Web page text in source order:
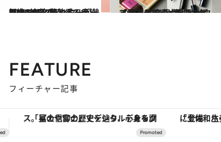
2021.9.22
CREA美容エディターが熱視線！ コフレ＆ホリデー限定コスメ2021 【THREE】精油香る癒しキットも充実
ビューティ＆ヘルス 2021.9.21
「見違えた」と感じさせる！ メイクの力を思い知る12品を 齋藤 薫がピックアップ
ビューティ＆ヘルス
FEATURE
フィーチャー記事
「土佐和ハーブかき氷」がOMO7高知に登場！生姜、山椒、大葉など目にも舌にも涼を呼ぶ郷土の味 【夏限定ディナーコース】旬を